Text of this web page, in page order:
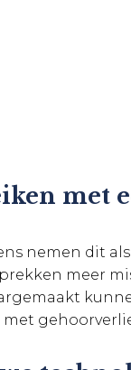
met
nemen dit
meer